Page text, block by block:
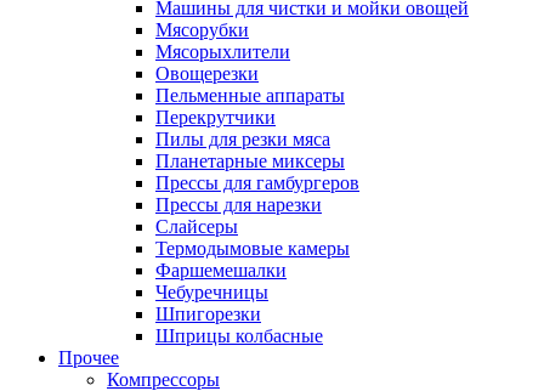
Машины для чистки и мойки овощей
Мясорубки
Мясорыхлители
Овощерезки
Пельменные аппараты
Перекрутчики
Пилы для резки мяса
Планетарные миксеры
Прессы для гамбургеров
Прессы для нарезки
Слайсеры
Термодымовые камеры
Фаршемешалки
Чебуречницы
Шпигорезки
Шприцы колбасные
Прочее
Компрессоры